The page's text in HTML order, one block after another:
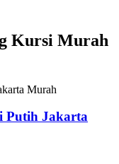
Kursi Murah
Putih Jakarta